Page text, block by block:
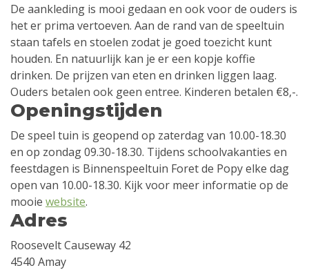
De aankleding is mooi gedaan en ook voor de ouders is
het er prima vertoeven. Aan de rand van de speeltuin
staan tafels en stoelen zodat je goed toezicht kunt
houden. En natuurlijk kan je er een kopje koffie
drinken. De prijzen van eten en drinken liggen laag.
Ouders betalen ook geen entree. Kinderen betalen €8,-.
Openingstijden
De speel tuin is geopend op zaterdag van 10.00-18.30
en op zondag 09.30-18.30. Tijdens schoolvakanties en
feestdagen is Binnenspeeltuin Foret de Popy elke dag
open van 10.00-18.30. Kijk voor meer informatie op de
mooie website.
Adres
Roosevelt Causeway 42
4540 Amay